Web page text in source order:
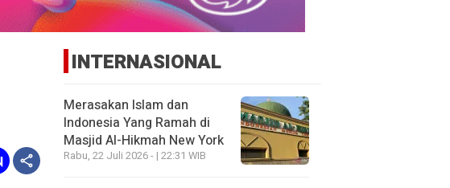
INTERNASIONAL
Merasakan Islam dan
Indonesia Yang Ramah di
Masjid Al-Hikmah New York
Rabu, 22 Juli 2026 - | 22:31 WIB